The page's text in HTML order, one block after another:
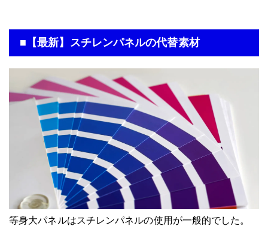
■【最新】スチレンパネルの代替素材
等身大パネルはスチレンパネルの使用が一般的でした。